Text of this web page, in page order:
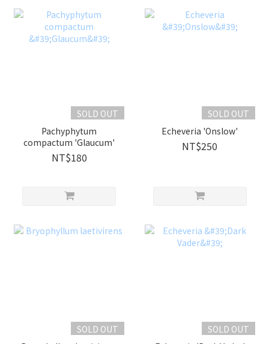
SOLD OUT
Pachyphytum
compactum 'Glaucum'
NT$180
SOLD OUT
Echeveria 'Onslow'
NT$250
SOLD OUT
SOLD OUT